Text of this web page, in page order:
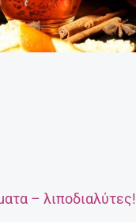
– λιποδιαλύτες!